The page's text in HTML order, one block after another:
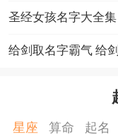
圣经女孩名字大全集
给剑取名字霸气 给
星座 算命 起名